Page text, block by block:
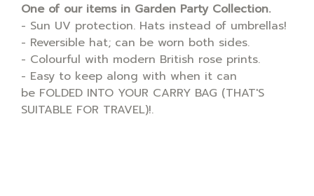
One of our items in Garden Party Collection.
- Sun UV protection. Hats instead of umbrellas!
- Reversible hat; can be worn both sides.
- Colourful with modern British rose prints.
- Easy to keep along with when it can
be FOLDED INTO YOUR CARRY BAG (THAT'S
SUITABLE FOR TRAVEL)!.